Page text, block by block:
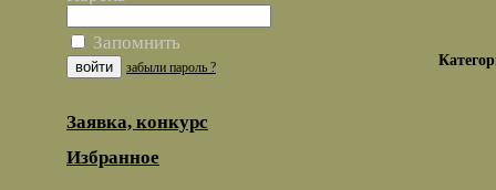
Запомнить
забыли пароль ?
Заявка, конкурс
Избранное